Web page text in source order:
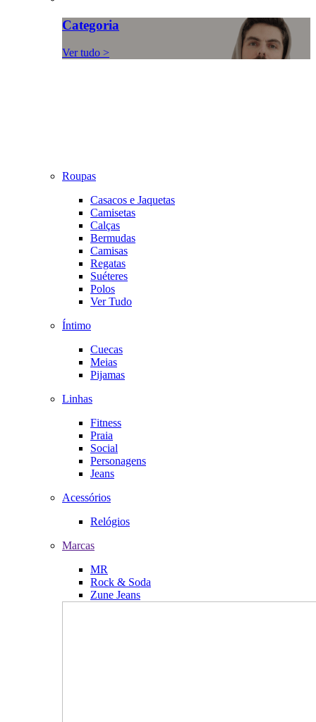
Categoria
Ver tudo >
Roupas
Casacos e Jaquetas
Camisetas
Calças
Bermudas
Camisas
Regatas
Suéteres
Polos
Ver Tudo
Íntimo
Cuecas
Meias
Pijamas
Linhas
Fitness
Praia
Social
Personagens
Jeans
Acessórios
Relógios
Marcas
MR
Rock & Soda
Zune Jeans